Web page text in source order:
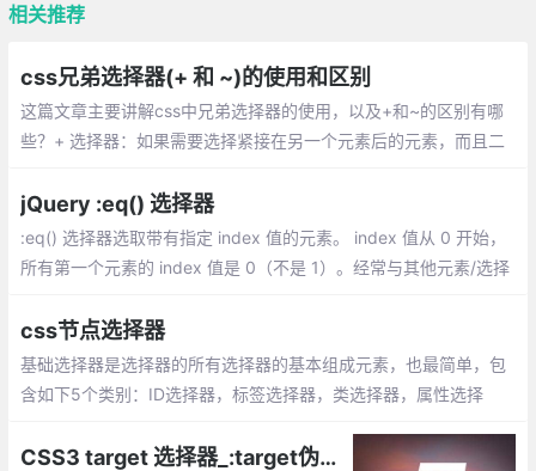
相关推荐
css兄弟选择器(+ 和 ~)的使用和区别
这篇文章主要讲解css中兄弟选择器的使用，以及+和~的区别有哪
些？+ 选择器：如果需要选择紧接在另一个元素后的元素，而且二
查找某一个指定元素的后面的所有兄弟结点。
jQuery :eq() 选择器
:eq() 选择器选取带有指定 index 值的元素。 index 值从 0 开始，
所有第一个元素的 index 值是 0（不是 1）。经常与其他元素/选择
css节点选择器
基础选择器是选择器的所有选择器的基本组成元素，也最简单，包
含如下5个类别：ID选择器，标签选择器，类选择器，属性选择
CSS3 target 选择器_:target伪类的使用